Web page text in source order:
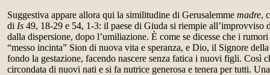
Suggestiva appare allora qui la similitudine di Gerusalemme madre,
di Is 49, 18-29 e 54, 1-3: il paese di Giuda si riempie all’improvviso
dalla dispersione, dopo l’umiliazione. È come se dicesse che i
“messo incinta” Sion di nuova vita e speranza, e Dio, il Signore
fondo la gestazione, facendo nascere senza fatica i nuovi figli. Così
circondata di nuovi nati e si fa nutrice generosa e tenera per tutti.